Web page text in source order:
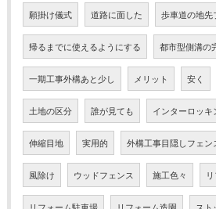
願掛け儀式 道路に面した 歩車道の地先
帰るまでに使えるようにする 都市型側溝の
一期工事外構あと少し メリット 安く
土地の区分 誰が見ても インターロッキ
伸縮目地 実用的 外構工事目隠しフェン
風除け ウッドフェンス 施工色々